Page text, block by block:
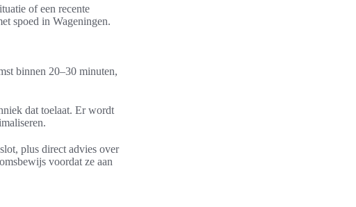
of een recente
spoed in Wageningen.
binnen 20–30 minuten,
dat toelaat. Er wordt
plus direct advies over
voordat ze aan